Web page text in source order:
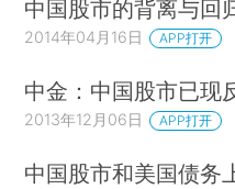
中国股市的背离与回
2014年04月16日 APP打开
中金：中国股市已现
2013年12月06日 APP打开
中国股市和美国债务